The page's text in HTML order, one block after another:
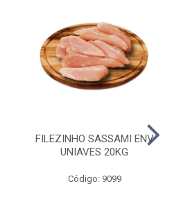
FILEZINHO SASSAMI ENV
UNIAVES 20KG
Código: 9099